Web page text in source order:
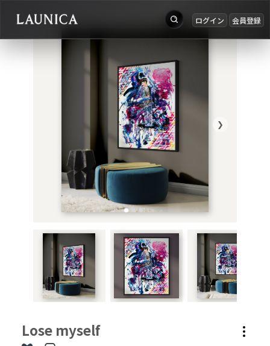
ログイン 会員登録
アーティスト
例：作品名 / アーティスト名 / @ユーザー名 / タグ
アーティストタグ
お知らせ
ログイン
会員登録 ❯
Lose myself